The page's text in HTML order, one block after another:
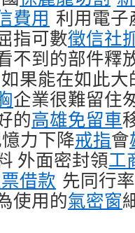
費用 利用電子
指可數徵信社
不到的部件釋
如果能在如此大
企業很難留住
的高雄免留車
力下降戒指會
外面密封領工
借款 先同行率
使用的氣密窗